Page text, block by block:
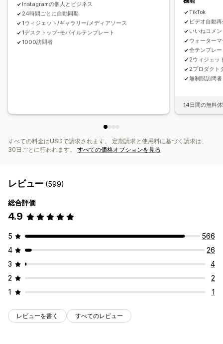
Instagramの個人とビジネス
24時間ごとに自動同期
1ウィジェット/ギャラリー/メディアソース
1デスクトップ-モバイルテンプレート
1000訪問者
TikTok
ビデオ自動
いいねコメ
ウォーター
全テンプレ
2ウィジェッ
2プロダクト
無制限訪問者
14日間の無料
すべての料金はUSDで請求されます。 定期請求と使用料に基づく請求は、
30日ごとに行われます。 すべての価格オプションを見る
レビュー (599)
総合評価
4.9
5
566
4
26
3
4
2
2
1
1
レビューを書く すべてのレビュー